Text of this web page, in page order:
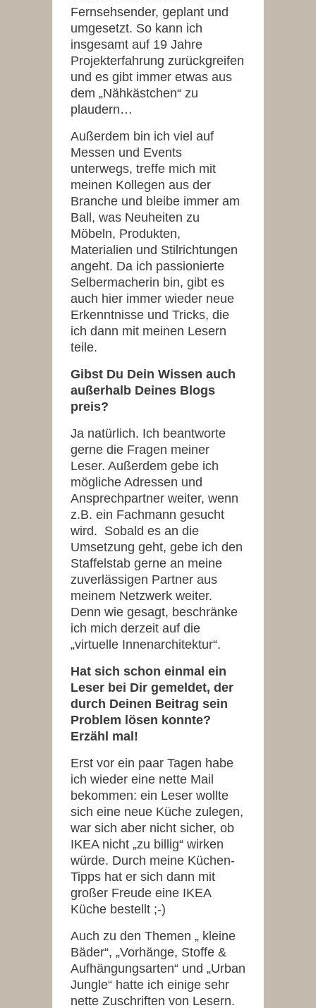
Fernsehsender, geplant und
umgesetzt. So kann ich
insgesamt auf 19 Jahre
Projekterfahrung zurückgreifen
und es gibt immer etwas aus
dem „Nähkästchen“ zu
plaudern…
Außerdem bin ich viel auf
Messen und Events
unterwegs, treffe mich mit
meinen Kollegen aus der
Branche und bleibe immer am
Ball, was Neuheiten zu
Möbeln, Produkten,
Materialien und Stilrichtungen
angeht. Da ich passionierte
Selbermacherin bin, gibt es
auch hier immer wieder neue
Erkenntnisse und Tricks, die
ich dann mit meinen Lesern
teile.
Gibst Du Dein Wissen auch
außerhalb Deines Blogs
preis?
Ja natürlich. Ich beantworte
gerne die Fragen meiner
Leser. Außerdem gebe ich
mögliche Adressen und
Ansprechpartner weiter, wenn
z.B. ein Fachmann gesucht
wird. Sobald es an die
Umsetzung geht, gebe ich den
Staffelstab gerne an meine
zuverlässigen Partner aus
meinem Netzwerk weiter.
Denn wie gesagt, beschränke
ich mich derzeit auf die
„virtuelle Innenarchitektur“.
Hat sich schon einmal ein
Leser bei Dir gemeldet, der
durch Deinen Beitrag sein
Problem lösen konnte?
Erzähl mal!
Erst vor ein paar Tagen habe
ich wieder eine nette Mail
bekommen: ein Leser wollte
sich eine neue Küche zulegen,
war sich aber nicht sicher, ob
IKEA nicht „zu billig“ wirken
würde. Durch meine Küchen-
Tipps hat er sich dann mit
großer Freude eine IKEA
Küche bestellt ;-)
Auch zu den Themen „ kleine
Bäder“, „Vorhänge, Stoffe &
Aufhängungsarten“ und „Urban
Jungle“ hatte ich einige sehr
nette Zuschriften von Lesern.